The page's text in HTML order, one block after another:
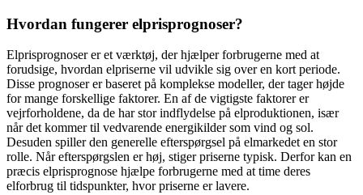
Hvordan fungerer elprisprognoser?
Elprisprognoser er et værktøj, der hjælper forbrugerne med at
forudsige, hvordan elpriserne vil udvikle sig over en kort periode.
Disse prognoser er baseret på komplekse modeller, der tager højde
for mange forskellige faktorer. En af de vigtigste faktorer er
vejrforholdene, da de har stor indflydelse på elproduktionen, især
når det kommer til vedvarende energikilder som vind og sol.
Desuden spiller den generelle efterspørgsel på elmarkedet en stor
rolle. Når efterspørgslen er høj, stiger priserne typisk. Derfor kan en
præcis elprisprognose hjælpe forbrugerne med at time deres
elforbrug til tidspunkter, hvor priserne er lavere.